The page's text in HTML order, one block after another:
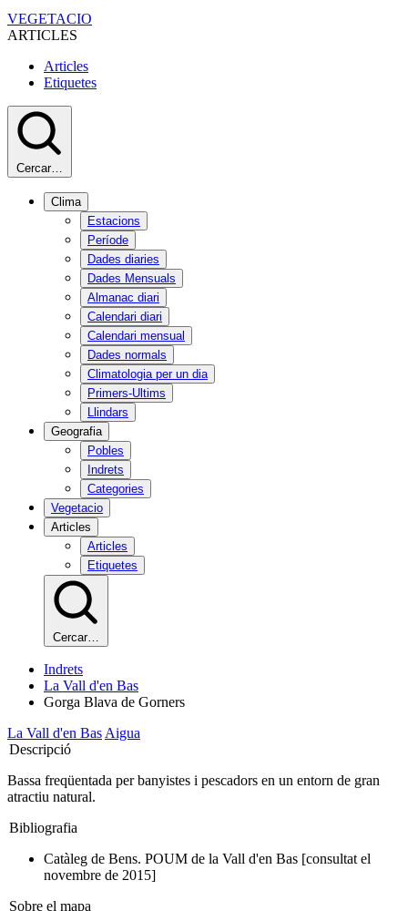
VEGETACIO
ARTICLES
Articles
Etiquetes
Cercar…
Clima
Estacions
Període
Dades diaries
Dades Mensuals
Almanac diari
Calendari diari
Calendari mensual
Dades normals
Climatologia per un dia
Primers-Ultims
Llindars
Geografia
Pobles
Indrets
Categories
Vegetacio
Articles
Articles
Etiquetes
Cercar…
Indrets
La Vall d'en Bas
Gorga Blava de Gorners
La Vall d'en Bas Aigua
Descripció
Bassa freqüentada per banyistes i pescadors en un entorn de gran
atractiu natural.
Bibliografia
Catàleg de Bens. POUM de la Vall d'en Bas [consultat el
novembre de 2015]
Sobre el mapa